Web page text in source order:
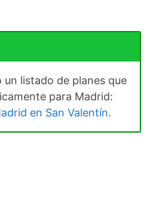
un listado de planes que
para Madrid:
en San Valentín.